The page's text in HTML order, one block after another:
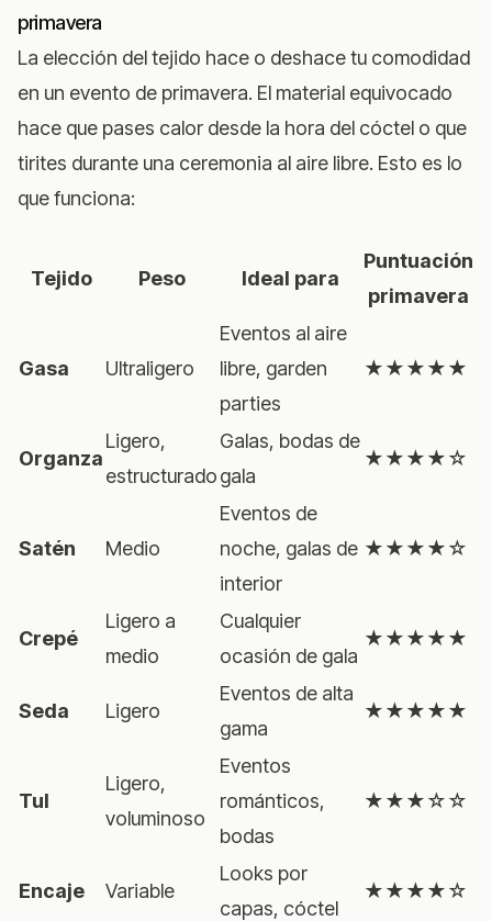
primavera
La elección del tejido hace o deshace tu comodidad
en un evento de primavera. El material equivocado
hace que pases calor desde la hora del cóctel o que
tirites durante una ceremonia al aire libre. Esto es lo
que funciona:
Tejido Peso Ideal para
Puntuación
primavera
Gasa Ultraligero
Eventos al aire
libre, garden
parties
★★★★★
Organza
Ligero,
estructurado
Galas, bodas de
gala
★★★★☆
Satén Medio
Eventos de
noche, galas de
interior
★★★★☆
Crepé
Ligero a
medio
Cualquier
ocasión de gala
★★★★★
Seda Ligero
Eventos de alta
gama
★★★★★
Tul
Ligero,
voluminoso
Eventos
románticos,
bodas
★★★☆☆
Encaje Variable
Looks por
capas, cóctel
★★★★☆